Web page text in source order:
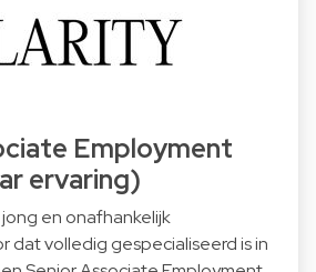
Employment
ervaring)
en onafhankelijk
dat volledig gespecialiseerd is in